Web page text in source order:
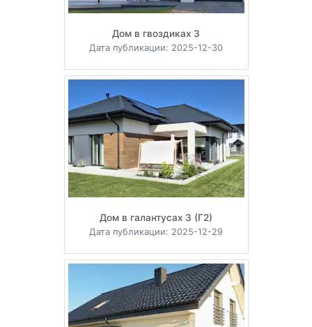
Дом в гвоздиках 3
Дата публикации: 2025-12-30
Дом в галантусах 3 (Г2)
Дата публикации: 2025-12-29